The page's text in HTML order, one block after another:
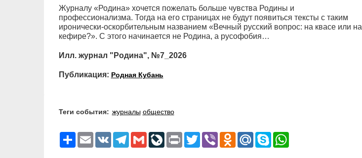
Журналу «Родина» хочется пожелать больше чувства Родины и
профессионализма. Тогда на его страницах не будут появиться тексты с таким
иронически-оскорбительным названием «Вечный русский вопрос: на квасе или на
кефире?». С этого начинается не Родина, а русофобия…
Илл. журнал "Родина", №7_2026
Публикация: Родная Кубань
Теги события: журналы общество
РесурсEmail VK Telegram
GmailLiveJournal
Print TwitterViber Odnoklassniki
Mail.RuSkypeWhatsApp